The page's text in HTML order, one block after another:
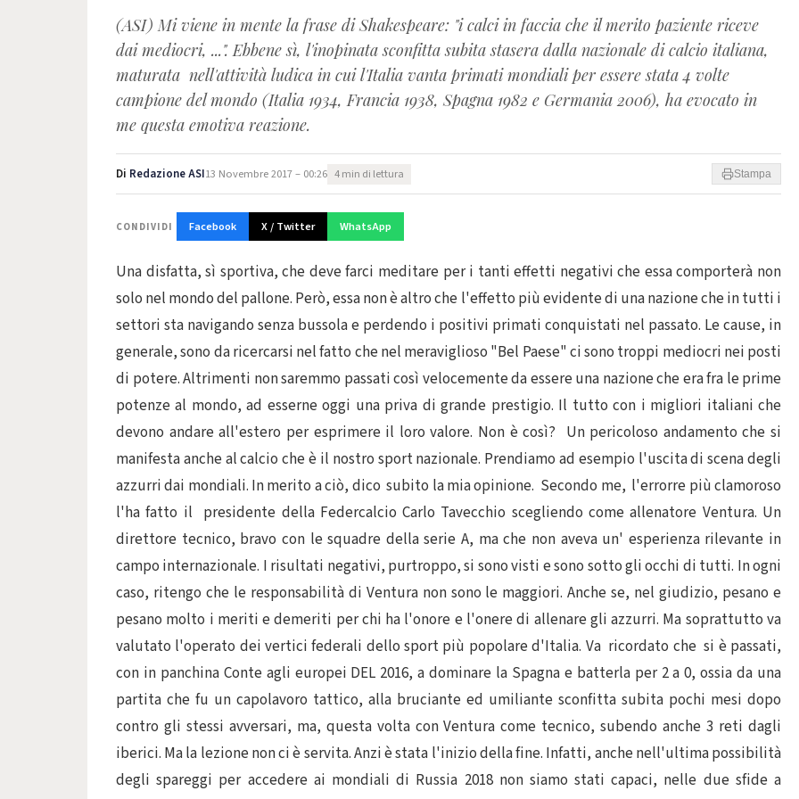
(ASI) Mi viene in mente la frase di Shakespeare: "i calci in faccia che il merito paziente riceve
dai mediocri, ...". Ebbene sì, l'inopinata sconfitta subita stasera dalla nazionale di calcio italiana,
maturata nell'attività ludica in cui l'Italia vanta primati mondiali per essere stata 4 volte
campione del mondo (Italia 1934, Francia 1938, Spagna 1982 e Germania 2006), ha evocato in
me questa emotiva reazione.
Di Redazione ASI13 Novembre 2017 – 00:26 4 min di lettura Stampa
CONDIVIDI Facebook X / Twitter WhatsApp
Una disfatta, sì sportiva, che deve farci meditare per i tanti effetti negativi che essa comporterà non
solo nel mondo del pallone. Però, essa non è altro che l'effetto più evidente di una nazione che in tutti i
settori sta navigando senza bussola e perdendo i positivi primati conquistati nel passato. Le cause, in
generale, sono da ricercarsi nel fatto che nel meraviglioso "Bel Paese" ci sono troppi mediocri nei posti
di potere. Altrimenti non saremmo passati così velocemente da essere una nazione che era fra le prime
potenze al mondo, ad esserne oggi una priva di grande prestigio. Il tutto con i migliori italiani che
devono andare all'estero per esprimere il loro valore. Non è così? Un pericoloso andamento che si
manifesta anche al calcio che è il nostro sport nazionale. Prendiamo ad esempio l'uscita di scena degli
azzurri dai mondiali. In merito a ciò, dico subito la mia opinione. Secondo me, l'errorre più clamoroso
l'ha fatto il presidente della Federcalcio Carlo Tavecchio scegliendo come allenatore Ventura. Un
direttore tecnico, bravo con le squadre della serie A, ma che non aveva un' esperienza rilevante in
campo internazionale. I risultati negativi, purtroppo, si sono visti e sono sotto gli occhi di tutti. In ogni
caso, ritengo che le responsabilità di Ventura non sono le maggiori. Anche se, nel giudizio, pesano e
pesano molto i meriti e demeriti per chi ha l'onore e l'onere di allenare gli azzurri. Ma soprattutto va
valutato l'operato dei vertici federali dello sport più popolare d'Italia. Va ricordato che si è passati,
con in panchina Conte agli europei DEL 2016, a dominare la Spagna e batterla per 2 a 0, ossia da una
partita che fu un capolavoro tattico, alla bruciante ed umiliante sconfitta subita pochi mesi dopo
contro gli stessi avversari, ma, questa volta con Ventura come tecnico, subendo anche 3 reti dagli
iberici. Ma la lezione non ci è servita. Anzi è stata l'inizio della fine. Infatti, anche nell'ultima possibilità
degli spareggi per accedere ai mondiali di Russia 2018 non siamo stati capaci, nelle due sfide a